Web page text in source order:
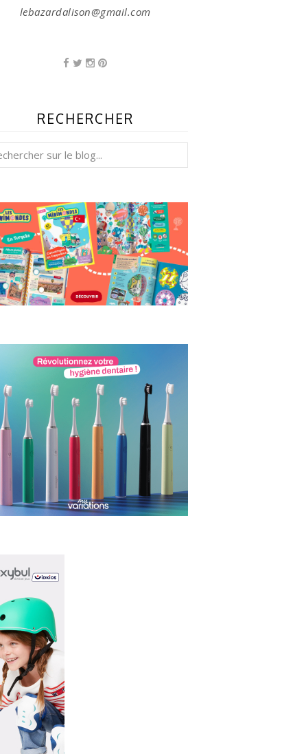
lebazardalison@gmail.com
RECHERCHER